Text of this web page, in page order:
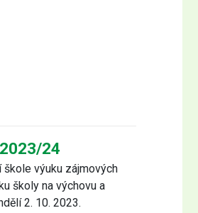
24
výuku zájmových
školy na výchovu a
2. 10. 2023.